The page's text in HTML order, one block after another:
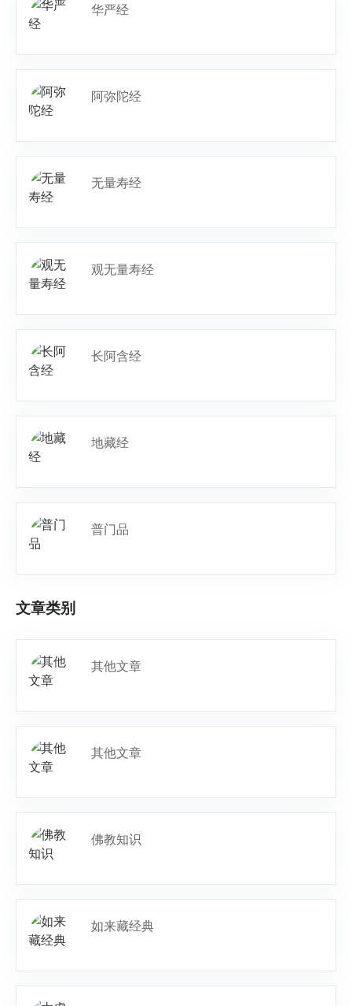
华严经
阿弥陀经
无量寿经
观无量寿经
长阿含经
地藏经
普门品
文章类别
其他文章
其他文章
佛教知识
如来藏经典